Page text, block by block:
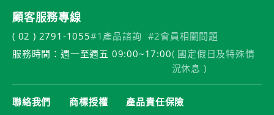
顧客服務專線
( 02 ) 2791-1055#1產品諮詢 #2會員相關問題
服務時間：週一至週五 09:00~17:00( 國定假日及特殊情
況休息 )
聯絡我們 商標授權
產品責任保險